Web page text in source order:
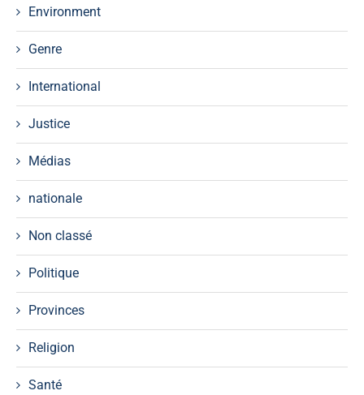
Environment
Genre
International
Justice
Médias
nationale
Non classé
Politique
Provinces
Religion
Santé